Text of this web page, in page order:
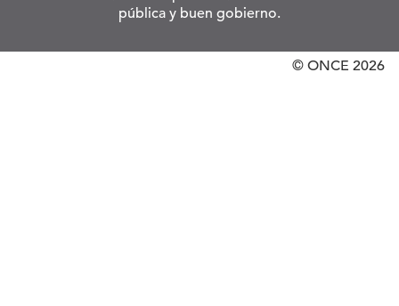
pública y buen gobierno.
© ONCE 2026